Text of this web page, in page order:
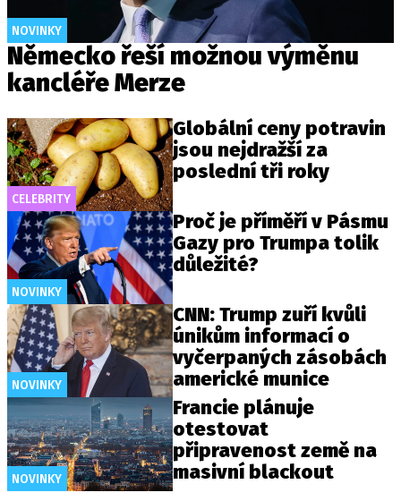
NOVINKY
Německo řeší možnou výměnu
kancléře Merze
CELEBRITY
Globální ceny potravin
jsou nejdražší za
poslední tři roky
NOVINKY
Proč je příměří v Pásmu
Gazy pro Trumpa tolik
důležité?
NOVINKY
CNN: Trump zuří kvůli
únikům informací o
vyčerpaných zásobách
americké munice
NOVINKY
Francie plánuje
otestovat
připravenost země na
masivní blackout